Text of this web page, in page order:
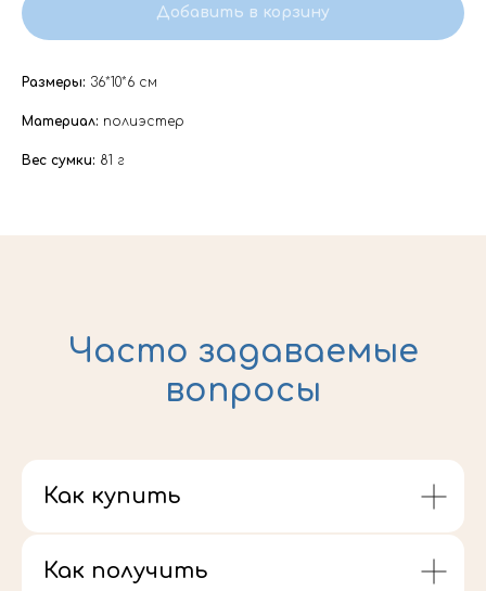
Добавить в корзину
Размеры: 36*10*6 см
Материал: полиэстер
Вес сумки: 81 г
Часто задаваемые
вопросы
Как купить
Как получить